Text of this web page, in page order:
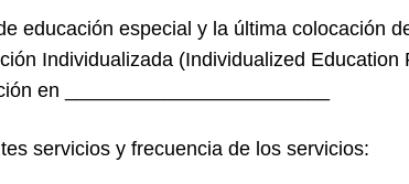
educación especial y la última colocación
Individualizada (Individualized Education
en ________________________
servicios y frecuencia de los servicios: